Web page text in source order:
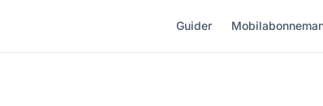
Guider